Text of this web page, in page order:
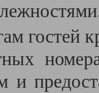
гостей
и